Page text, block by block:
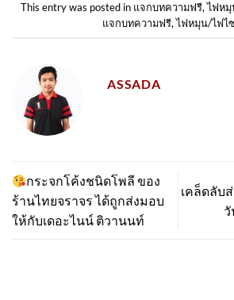
This entry was posted in แจกบทความฟรี,ไฟหมุ
แจกบทความฟรี,ไฟหมุน/ไฟไ
ASSADA
กระจกโค้งชนิดโพลี ของ
ร้านไทยจราจร ได้ถูกส่งมอบ
ให้กับเดอะไนน์ ติวานนท์
เคล็ดลับ
วั